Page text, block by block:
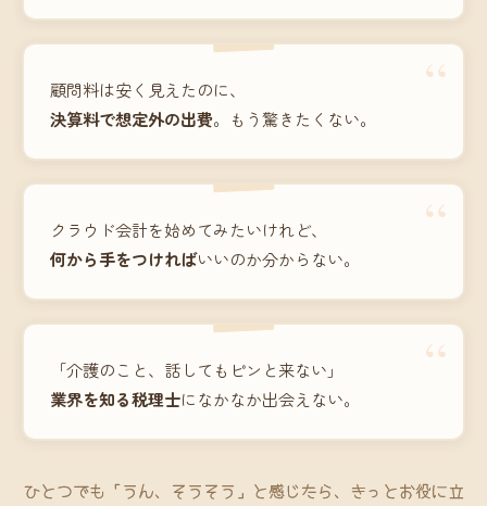
“
顧問料は安く見えたのに、
決算料で想定外の出費。もう驚きたくない。
“
クラウド会計を始めてみたいけれど、
何から手をつければいいのか分からない。
“
「介護のこと、話してもピンと来ない」
業界を知る税理士になかなか出会えない。
ひとつでも「うん、そうそう」と感じたら、きっとお役に立